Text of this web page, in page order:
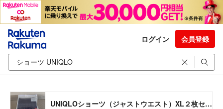
ログイン 会員登録
UNIQLOショーツ（ジャストウエスト）XL２枚セット